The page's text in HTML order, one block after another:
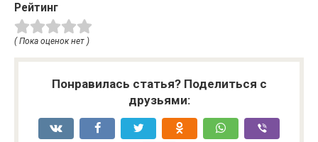
Рейтинг
( Пока оценок нет )
Понравилась статья? Поделиться с
друзьями: